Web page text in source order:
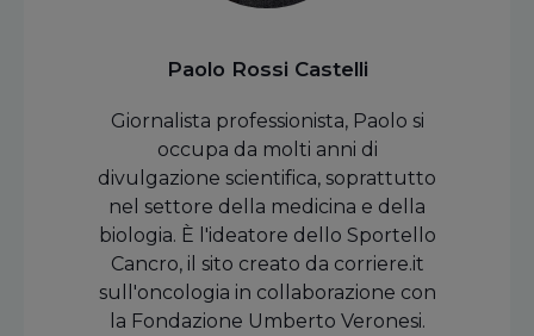
Paolo Rossi Castelli
Giornalista professionista, Paolo si
occupa da molti anni di
divulgazione scientifica, soprattutto
nel settore della medicina e della
biologia. È l'ideatore dello Sportello
Cancro, il sito creato da corriere.it
sull'oncologia in collaborazione con
la Fondazione Umberto Veronesi.